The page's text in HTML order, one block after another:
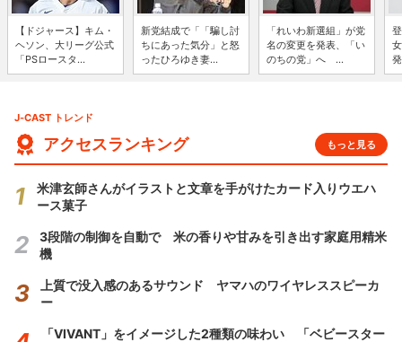
【ドジャース】キム・
ヘソン、大リーグ公式
「PSロースタ...
新党結成で「「騙し討
ちにあった気分」と怒
ったひろゆき妻...
「れいわ新選組」が党
名の変更を発表、「い
のちの党」へ ...
J-CAST トレンド
アクセスランキング もっと見る
米津玄師さんがイラストと文章を手がけたカード入りウエハ
ース菓子
3段階の制御を自動で 米の香りや甘みを引き出す家庭用精米
機
上質で没入感のあるサウンド ヤマハのワイヤレススピーカ
ー
「VIVANT」をイメージした2種類の味わい 「ベビースター